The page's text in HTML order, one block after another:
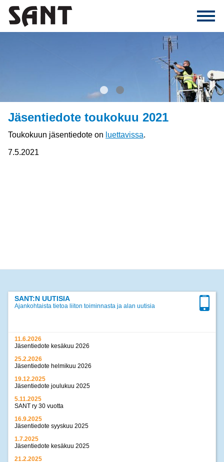
1 2
Jäsentiedote toukokuu 2021
Toukokuun jäsentiedote on luettavissa.
7.5.2021
SANT:N UUTISIA
Ajankohtaista tietoa liiton toiminnasta ja alan uutisia
11.6.2026
Jäsentiedote kesäkuu 2026
25.2.2026
Jäsentiedote helmikuu 2026
19.12.2025
Jäsentiedote joulukuu 2025
5.11.2025
SANT ry 30 vuotta
16.9.2025
Jäsentiedote syyskuu 2025
1.7.2025
Jäsentiedote kesäkuu 2025
21.2.2025